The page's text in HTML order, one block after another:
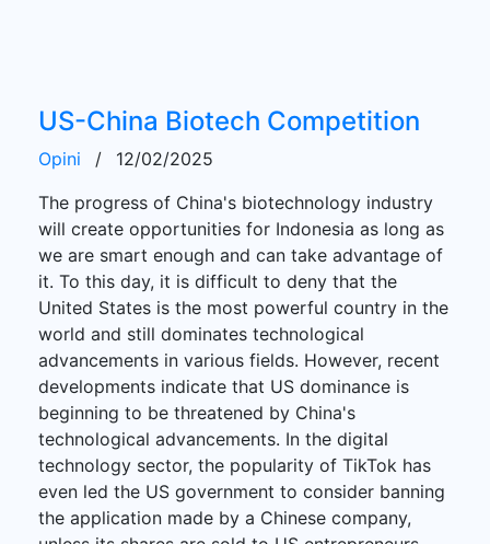
US-China Biotech Competition
Opini /
12/02/2025
The progress of China's biotechnology industry
will create opportunities for Indonesia as long as
we are smart enough and can take advantage of
it. To this day, it is difficult to deny that the
United States is the most powerful country in the
world and still dominates technological
advancements in various fields. However, recent
developments indicate that US dominance is
beginning to be threatened by China's
technological advancements. In the digital
technology sector, the popularity of TikTok has
even led the US government to consider banning
the application made by a Chinese company,